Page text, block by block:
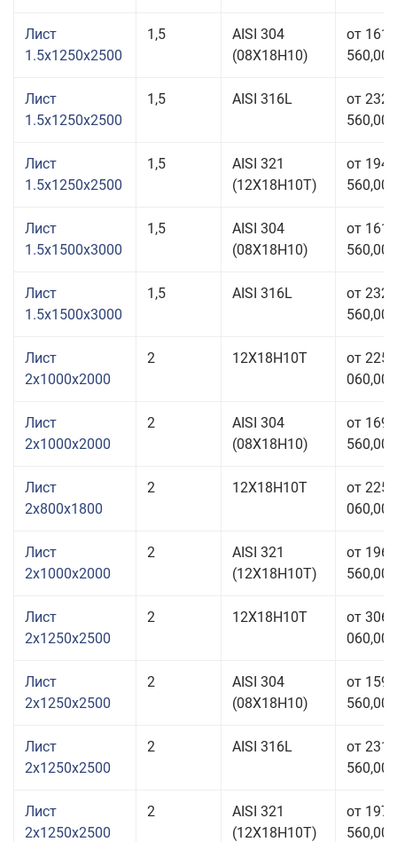
Лист
1.5x1250x2500
1,5
AISI 304
(08Х18Н10)
от 161
560,00
Лист
1.5x1250x2500
1,5 AISI 316L
от 232
560,00
Лист
1.5x1250x2500
1,5
AISI 321
(12Х18Н10Т)
от 194
560,00
Лист
1.5x1500x3000
1,5
AISI 304
(08Х18Н10)
от 161
560,00
Лист
1.5x1500x3000
1,5 AISI 316L
от 232
560,00
Лист
2x1000x2000
2 12Х18Н10Т
от 225
060,00
Лист
2x1000x2000
2
AISI 304
(08Х18Н10)
от 169
560,00
Лист
2x800x1800
2 12Х18Н10Т
от 225
060,00
Лист
2x1000x2000
2
AISI 321
(12Х18Н10Т)
от 196
560,00
Лист
2x1250x2500
2 12Х18Н10Т
от 306
060,00
Лист
2x1250x2500
2
AISI 304
(08Х18Н10)
от 159
560,00
Лист
2x1250x2500
2 AISI 316L
от 231
560,00
Лист
2x1250x2500
2
AISI 321
(12Х18Н10Т)
от 197
560,00